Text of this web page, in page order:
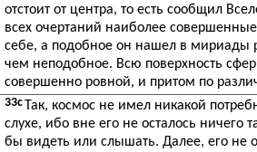
отстоит от центра, то есть сообщил
всех очертаний наиболее
себе, а подобное он нашел в мириады
чем неподобное. Всю поверхность
совершенно ровной, и притом по
33c Так, космос не имел никакой
слухе, ибо вне его не осталось ничего
бы видеть или слышать. Далее, его не